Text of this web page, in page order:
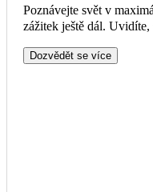
Poznávejte svět v
zážitek ještě dál.
Dozvědět se více